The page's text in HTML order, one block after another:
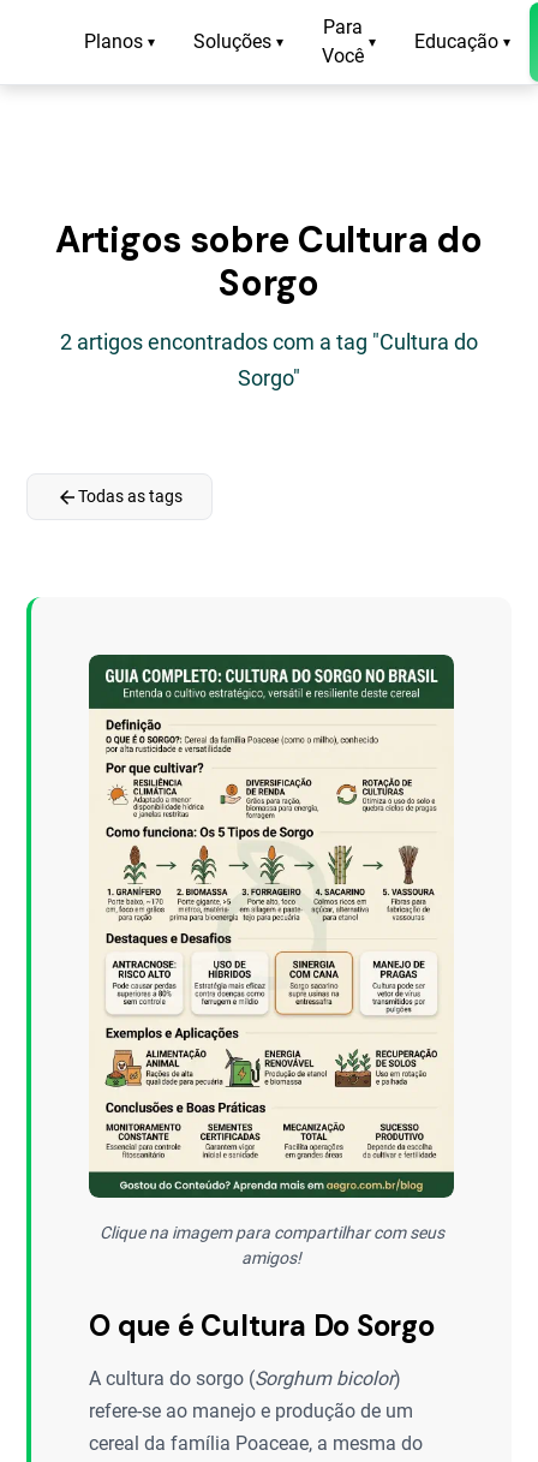
Planos ▾ Soluções ▾
Para
Você
▾ Educação ▾
Artigos sobre Cultura do
Sorgo
2 artigos encontrados com a tag "Cultura do
Sorgo"
arrow_backTodas as tags
Clique na imagem para compartilhar com seus
amigos!
O que é Cultura Do Sorgo
A cultura do sorgo (Sorghum bicolor)
refere-se ao manejo e produção de um
cereal da família Poaceae, a mesma do